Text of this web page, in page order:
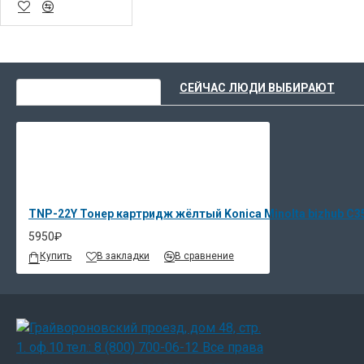
СЕЙЧАС ЛЮДИ ВЫБИРАЮТ
TNP-22Y Тонер картридж жёлтый Konica Minolta bizhub
5950₽
Купить В закладки В сравнение